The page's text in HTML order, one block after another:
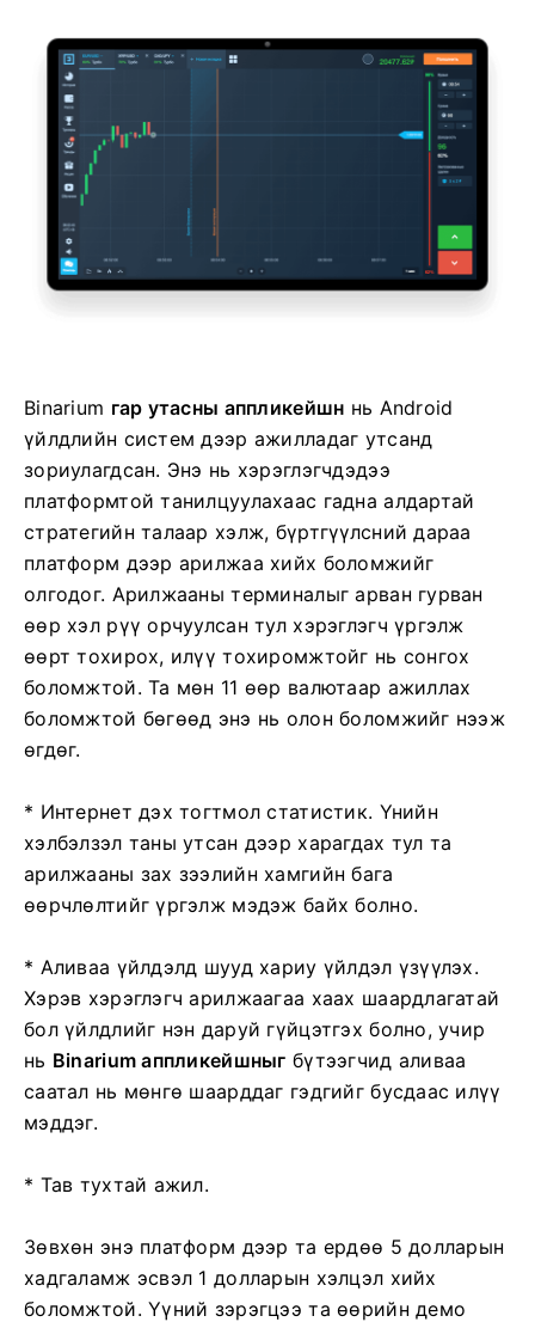
Binarium гар утасны аппликейшн нь Android
үйлдлийн систем дээр ажилладаг утсанд
зориулагдсан. Энэ нь хэрэглэгчдэдээ
платформтой танилцуулахаас гадна алдартай
стратегийн талаар хэлж, бүртгүүлсний дараа
платформ дээр арилжаа хийх боломжийг
олгодог. Арилжааны терминалыг арван гурван
өөр хэл рүү орчуулсан тул хэрэглэгч үргэлж
өөрт тохирох, илүү тохиромжтойг нь сонгох
боломжтой. Та мөн 11 өөр валютаар ажиллах
боломжтой бөгөөд энэ нь олон боломжийг нээж
өгдөг.
* Интернет дэх тогтмол статистик. Үнийн
хэлбэлзэл таны утсан дээр харагдах тул та
арилжааны зах зээлийн хамгийн бага
өөрчлөлтийг үргэлж мэдэж байх болно.
* Аливаа үйлдэлд шууд хариу үйлдэл үзүүлэх.
Хэрэв хэрэглэгч арилжаагаа хаах шаардлагатай
бол үйлдлийг нэн даруй гүйцэтгэх болно, учир
нь Binarium аппликейшныг бүтээгчид аливаа
саатал нь мөнгө шаарддаг гэдгийг бусдаас илүү
мэддэг.
* Тав тухтай ажил.
Зөвхөн энэ платформ дээр та ердөө 5 долларын
хадгаламж эсвэл 1 долларын хэлцэл хийх
боломжтой. Үүний зэрэгцээ та өөрийн демо